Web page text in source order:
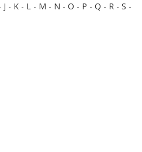
J - K - L - M - N - O - P - Q - R - S -